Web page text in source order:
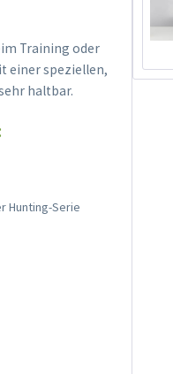
Training oder
einer speziellen,
haltbar.
Hunting-Serie